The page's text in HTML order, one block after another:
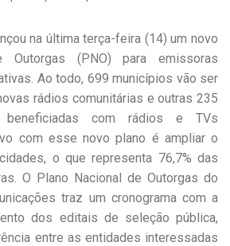
na última terça-feira (14) um novo
Outorgas (PNO) para emissoras
Ao todo, 699 municípios vão ser
rádios comunitárias e outras 235
beneficiadas com rádios e TVs
com esse novo plano é ampliar o
o que representa 76,7% das
O Plano Nacional de Outorgas do
traz um cronograma com a
dos editais de seleção pública,
entre as entidades interessadas